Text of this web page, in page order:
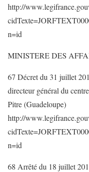
http://
n=id
MINISTERE DES
67 Décret du 31 juillet
directeur général du
Pitre (Guadeloupe)
http://
n=id
68 Arrêté du 18 juillet